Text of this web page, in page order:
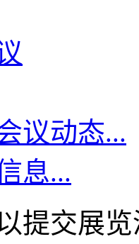
议动态...
息...
提交展